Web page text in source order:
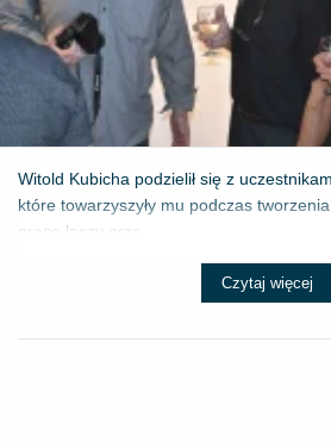
Witold Kubicha podzielił się z
które towarzyszyły mu podczas
prace łączy prze...
Czytaj więcej